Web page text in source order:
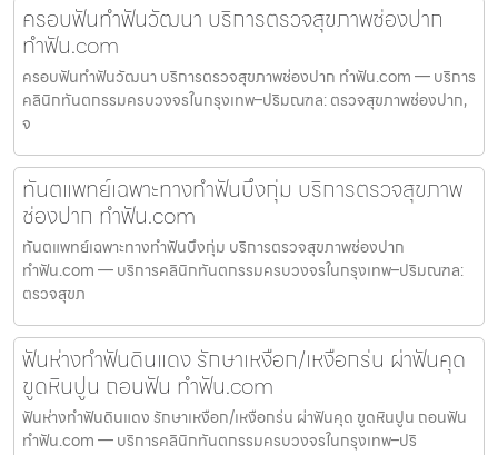
ครอบฟันทำฟันวัฒนา บริการตรวจสุขภาพช่องปาก
ทำฟัน.com
ครอบฟันทำฟันวัฒนา บริการตรวจสุขภาพช่องปาก ทำฟัน.com — บริการ
คลินิกทันตกรรมครบวงจรในกรุงเทพ–ปริมณฑล: ตรวจสุขภาพช่องปาก,
จ
ทันตแพทย์เฉพาะทางทำฟันบึงกุ่ม บริการตรวจสุขภาพ
ช่องปาก ทำฟัน.com
ทันตแพทย์เฉพาะทางทำฟันบึงกุ่ม บริการตรวจสุขภาพช่องปาก
ทำฟัน.com — บริการคลินิกทันตกรรมครบวงจรในกรุงเทพ–ปริมณฑล:
ตรวจสุขภ
ฟันห่างทำฟันดินแดง รักษาเหงือก/เหงือกร่น ผ่าฟันคุด
ขูดหินปูน ถอนฟัน ทำฟัน.com
ฟันห่างทำฟันดินแดง รักษาเหงือก/เหงือกร่น ผ่าฟันคุด ขูดหินปูน ถอนฟัน
ทำฟัน.com — บริการคลินิกทันตกรรมครบวงจรในกรุงเทพ–ปริ